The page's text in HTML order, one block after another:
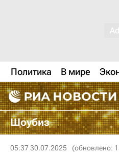
Политика В мире
Шоубиз
05:37 30.07.2025 (обновлено: